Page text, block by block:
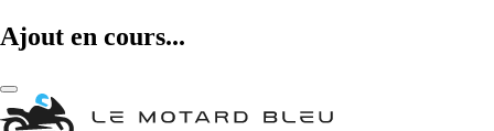
Ajout en cours...